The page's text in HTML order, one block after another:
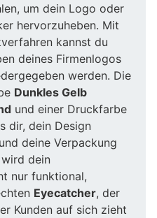
um dein Logo oder
hervorzuheben. Mit
kannst du
deines Firmenlogos
werden. Die
Dunkles Gelb
und einer Druckfarbe
dir, dein Design
deine Verpackung
dein
nur funktional,
Eyecatcher, der
Kunden auf sich zieht